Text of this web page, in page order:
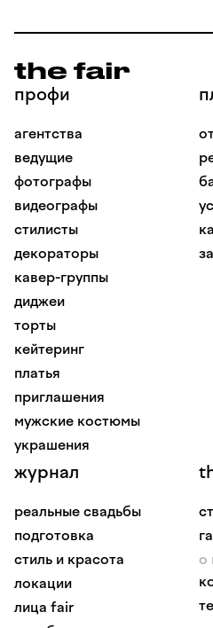
профи
агентства
ведущие
фотографы
видеографы
стилисты
декораторы
кавер-группы
диджеи
торты
кейтеринг
платья
приглашения
мужские костюмы
украшения
журнал
реальные свадьбы
подготовка
стиль и красота
локации
лица fair
о